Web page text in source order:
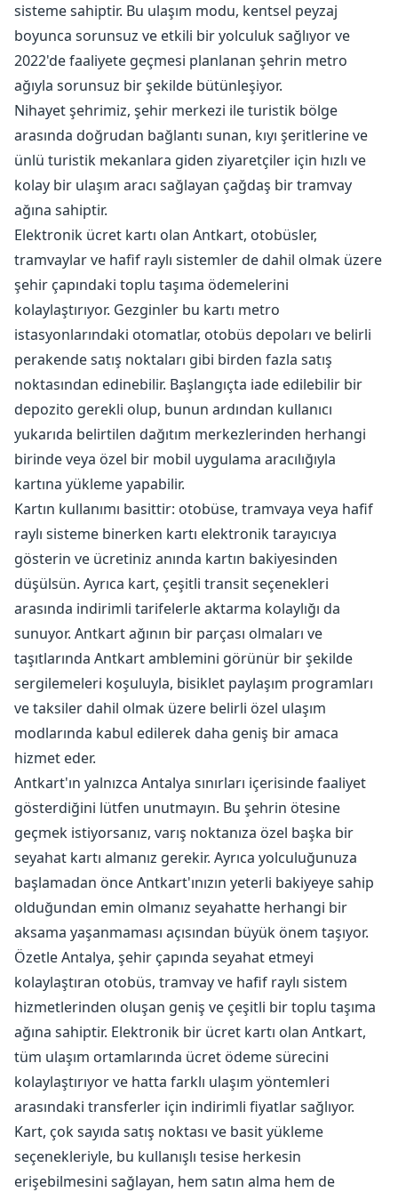
sisteme sahiptir. Bu ulaşım modu, kentsel peyzaj
boyunca sorunsuz ve etkili bir yolculuk sağlıyor ve
2022'de faaliyete geçmesi planlanan şehrin metro
ağıyla sorunsuz bir şekilde bütünleşiyor.
Nihayet şehrimiz, şehir merkezi ile turistik bölge
arasında doğrudan bağlantı sunan, kıyı şeritlerine ve
ünlü turistik mekanlara giden ziyaretçiler için hızlı ve
kolay bir ulaşım aracı sağlayan çağdaş bir tramvay
ağına sahiptir.
Elektronik ücret kartı olan Antkart, otobüsler,
tramvaylar ve hafif raylı sistemler de dahil olmak üzere
şehir çapındaki toplu taşıma ödemelerini
kolaylaştırıyor. Gezginler bu kartı metro
istasyonlarındaki otomatlar, otobüs depoları ve belirli
perakende satış noktaları gibi birden fazla satış
noktasından edinebilir. Başlangıçta iade edilebilir bir
depozito gerekli olup, bunun ardından kullanıcı
yukarıda belirtilen dağıtım merkezlerinden herhangi
birinde veya özel bir mobil uygulama aracılığıyla
kartına yükleme yapabilir.
Kartın kullanımı basittir: otobüse, tramvaya veya hafif
raylı sisteme binerken kartı elektronik tarayıcıya
gösterin ve ücretiniz anında kartın bakiyesinden
düşülsün. Ayrıca kart, çeşitli transit seçenekleri
arasında indirimli tarifelerle aktarma kolaylığı da
sunuyor. Antkart ağının bir parçası olmaları ve
taşıtlarında Antkart amblemini görünür bir şekilde
sergilemeleri koşuluyla, bisiklet paylaşım programları
ve taksiler dahil olmak üzere belirli özel ulaşım
modlarında kabul edilerek daha geniş bir amaca
hizmet eder.
Antkart'ın yalnızca Antalya sınırları içerisinde faaliyet
gösterdiğini lütfen unutmayın. Bu şehrin ötesine
geçmek istiyorsanız, varış noktanıza özel başka bir
seyahat kartı almanız gerekir. Ayrıca yolculuğunuza
başlamadan önce Antkart'ınızın yeterli bakiyeye sahip
olduğundan emin olmanız seyahatte herhangi bir
aksama yaşanmaması açısından büyük önem taşıyor.
Özetle Antalya, şehir çapında seyahat etmeyi
kolaylaştıran otobüs, tramvay ve hafif raylı sistem
hizmetlerinden oluşan geniş ve çeşitli bir toplu taşıma
ağına sahiptir. Elektronik bir ücret kartı olan Antkart,
tüm ulaşım ortamlarında ücret ödeme sürecini
kolaylaştırıyor ve hatta farklı ulaşım yöntemleri
arasındaki transferler için indirimli fiyatlar sağlıyor.
Kart, çok sayıda satış noktası ve basit yükleme
seçenekleriyle, bu kullanışlı tesise herkesin
erişebilmesini sağlayan, hem satın alma hem de